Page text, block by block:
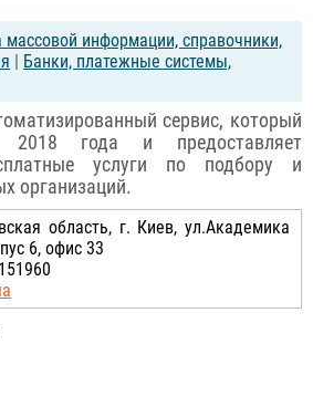
массовой информации, справочники,
| Банки, платежные системы,
сервис, который
года и предоставляет
услуги по подбору и
организаций.
область, г. Киев, ул.Академика
6, офис 33